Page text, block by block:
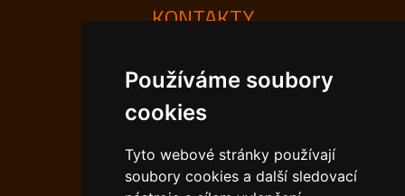
Používáme soubory
cookies
Tyto webové stránky používají
soubory cookies a další sledovací
KONTAKTY
Kontakt restaurace:
E-mail:info@hermanicka-beseda.cz